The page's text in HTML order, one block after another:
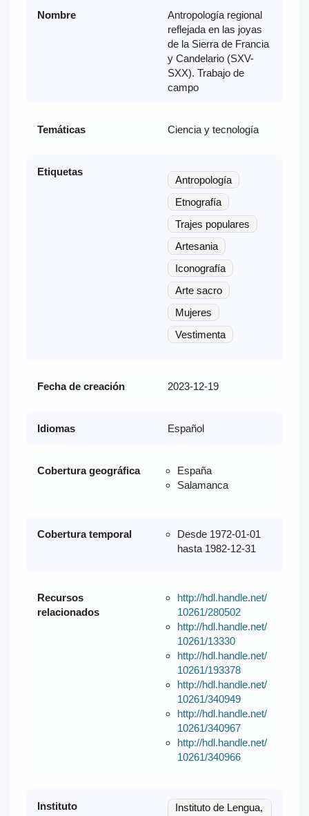
Nombre
Antropología regional
reflejada en las joyas
de la Sierra de Francia
y Candelario (SXV-
SXX). Trabajo de
campo
Temáticas Ciencia y tecnología
Etiquetas
Antropología
Etnografía
Trajes populares
Artesania
Iconografía
Arte sacro
Mujeres
Vestimenta
Fecha de creación 2023-12-19
Idiomas Español
Cobertura geográfica
España
Salamanca
Cobertura temporal
Desde 1972-01-01
hasta 1982-12-31
Recursos
relacionados
http://hdl.handle.net/
10261/280502
http://hdl.handle.net/
10261/13330
http://hdl.handle.net/
10261/193378
http://hdl.handle.net/
10261/340949
http://hdl.handle.net/
10261/340967
http://hdl.handle.net/
10261/340966
Instituto
Instituto de Lengua,